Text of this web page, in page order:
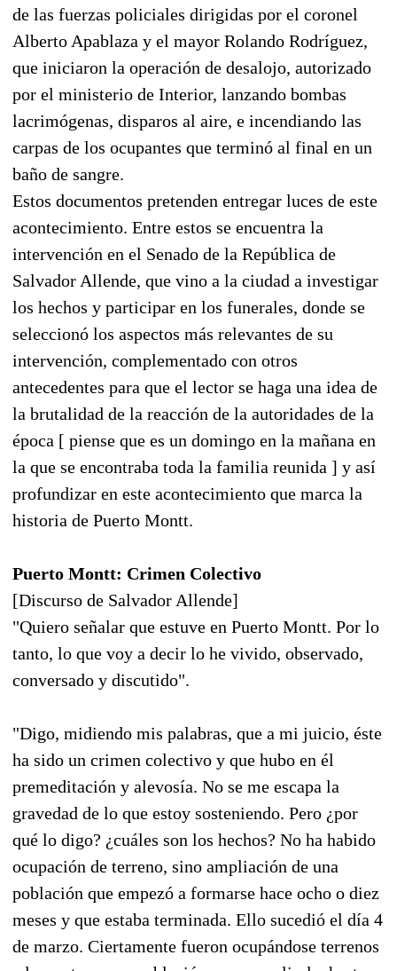
de las fuerzas policiales dirigidas por el coronel
Alberto Apablaza y el mayor Rolando Rodríguez,
que iniciaron la operación de desalojo, autorizado
por el ministerio de Interior, lanzando bombas
lacrimógenas, disparos al aire, e incendiando las
carpas de los ocupantes que terminó al final en un
baño de sangre.
Estos documentos pretenden entregar luces de este
acontecimiento. Entre estos se encuentra la
intervención en el Senado de la República de
Salvador Allende, que vino a la ciudad a investigar
los hechos y participar en los funerales, donde se
seleccionó los aspectos más relevantes de su
intervención, complementado con otros
antecedentes para que el lector se haga una idea de
la brutalidad de la reacción de la autoridades de la
época [ piense que es un domingo en la mañana en
la que se encontraba toda la familia reunida ] y así
profundizar en este acontecimiento que marca la
historia de Puerto Montt.
Puerto Montt: Crimen Colectivo
[Discurso de Salvador Allende]
"Quiero señalar que estuve en Puerto Montt. Por lo
tanto, lo que voy a decir lo he vivido, observado,
conversado y discutido".
"Digo, midiendo mis palabras, que a mi juicio, éste
ha sido un crimen colectivo y que hubo en él
premeditación y alevosía. No se me escapa la
gravedad de lo que estoy sosteniendo. Pero ¿por
qué lo digo? ¿cuáles son los hechos? No ha habido
ocupación de terreno, sino ampliación de una
población que empezó a formarse hace ocho o diez
meses y que estaba terminada. Ello sucedió el día 4
de marzo. Ciertamente fueron ocupándose terrenos